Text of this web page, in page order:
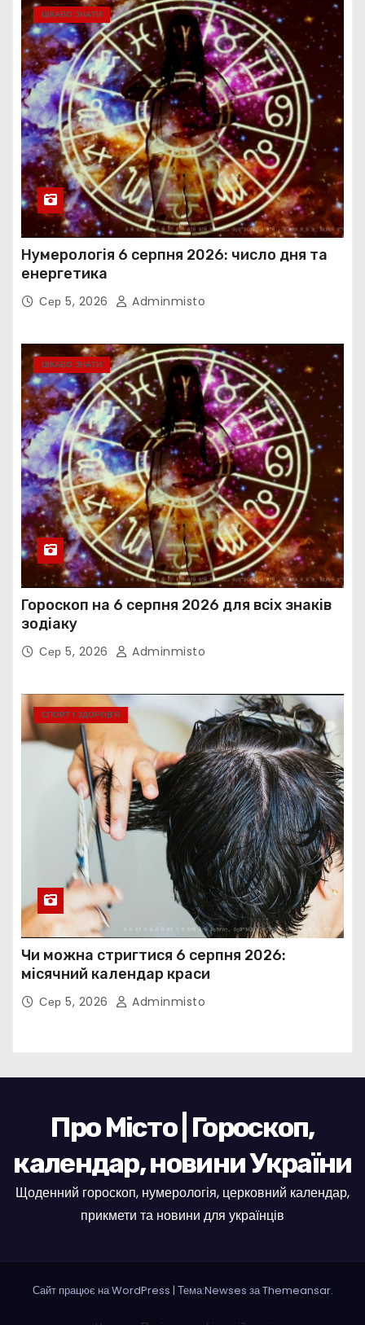
ЦІКАВО ЗНАТИ
Нумерологія 6 серпня 2026: число дня та
енергетика
Сер 5, 2026 Adminmisto
ЦІКАВО ЗНАТИ
Гороскоп на 6 серпня 2026 для всіх знаків
зодіаку
Сер 5, 2026 Adminmisto
СПОРТ І ЗДОРОВ’Я
Чи можна стригтися 6 серпня 2026:
місячний календар краси
Сер 5, 2026 Adminmisto
Про Місто | Гороскоп,
календар, новини України
Щоденний гороскоп, нумерологія, церковний календар,
прикмети та новини для українців
Сайт працює на WordPress | Тема:Newses заThemeansar.